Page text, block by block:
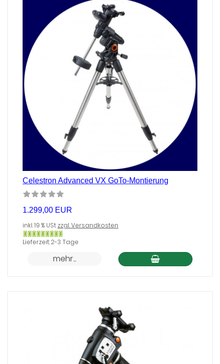
Celestron Advanced VX GoTo-Montierung
1.299,00 EUR
inkl. 19 % USt zzgl. Versandkosten
Gewöhnlich
versandfertig
Lieferzeit: 2-3 Tage
mehr...